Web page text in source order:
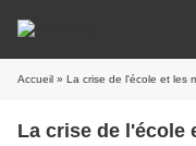
Accueil » La crise de l'école et les
La crise de l'école